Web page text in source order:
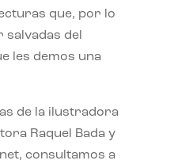
que, por lo
salvadas del
les demos una
de la ilustradora
Raquel Bada y
consultamos a